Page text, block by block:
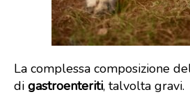
La complessa composizione
di gastroenteriti, talvolta gravi.